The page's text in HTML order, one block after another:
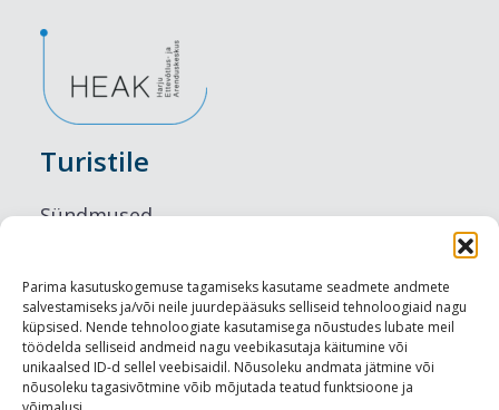
Parima kasutuskogemuse tagamiseks kasutame seadmete andmete
salvestamiseks ja/või neile juurdepääsuks selliseid tehnoloogiaid nagu
küpsised. Nende tehnoloogiate kasutamisega nõustudes lubate meil
töödelda selliseid andmeid nagu veebikasutaja käitumine või
unikaalsed ID-d sellel veebisaidil. Nõusoleku andmata jätmine või
nõusoleku tagasivõtmine võib mõjutada teatud funktsioone ja
Turistile
Sündmused
Maitseelamused
Vaatamisväärsused